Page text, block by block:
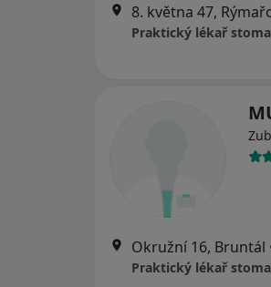
8. května 47,
Praktický lékař
Okružní 16, Bruntál
Praktický lékař